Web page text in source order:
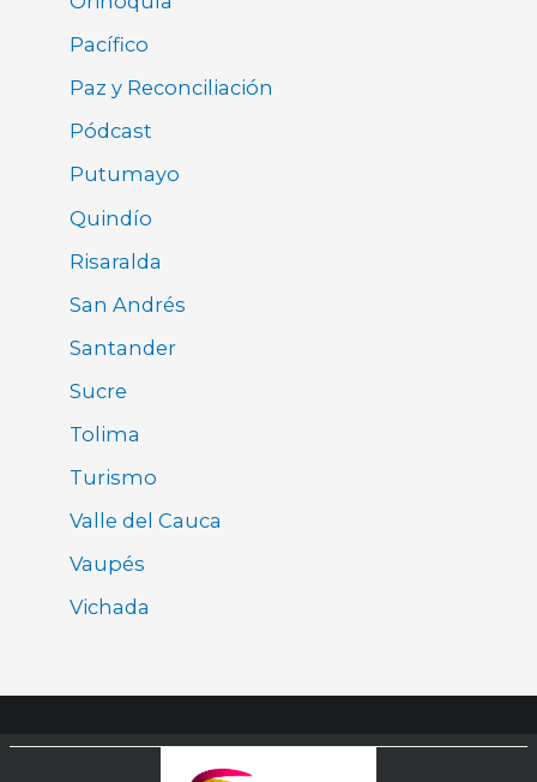
Pacífico
Paz y Reconciliación
Pódcast
Putumayo
Quindío
Risaralda
San Andrés
Santander
Sucre
Tolima
Turismo
Valle del Cauca
Vaupés
Vichada